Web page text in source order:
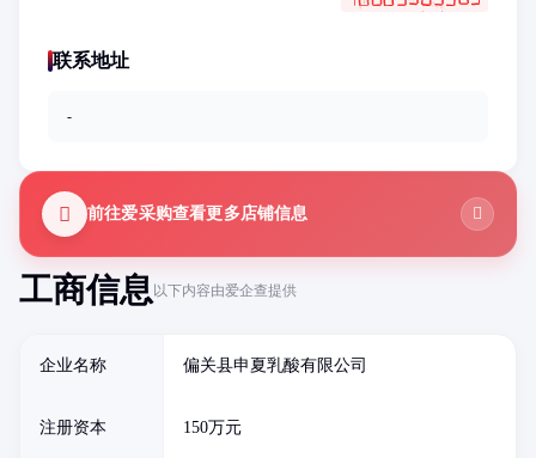
工商信息以下内容由爱企查提供
企业名称 偏关县申夏乳酸有限公司
注册资本 150万元
联系地址
-
前往爱采购查看更多店铺信息